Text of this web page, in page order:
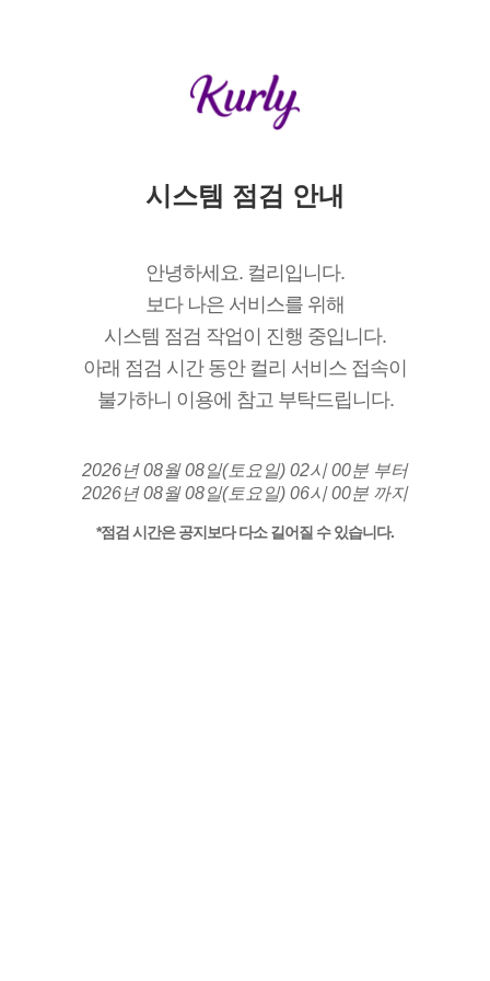
시스템 점검 안내
안녕하세요. 컬리입니다.
보다 나은 서비스를 위해
시스템 점검 작업이 진행 중입니다.
아래 점검 시간 동안 컬리 서비스 접속이
불가하니 이용에 참고 부탁드립니다.
2026년 08월 08일(토요일) 02시 00분 부터
2026년 08월 08일(토요일) 06시 00분 까지
*점검 시간은 공지보다 다소 길어질 수 있습니다.